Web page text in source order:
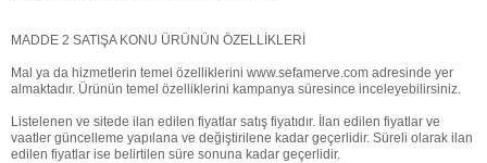
MADDE 2 SATIŞA KONU ÜRÜNÜN ÖZELLİKLERİ
Mal ya da hizmetlerin temel özelliklerini www.sefamerve.com adresinde yer
almaktadır. Ürünün temel özelliklerini kampanya süresince inceleyebilirsiniz.
Listelenen ve sitede ilan edilen fiyatlar satış fiyatıdır. İlan edilen fiyatlar ve
vaatler güncelleme yapılana ve değiştirilene kadar geçerlidir. Süreli olarak ilan
edilen fiyatlar ise belirtilen süre sonuna kadar geçerlidir.